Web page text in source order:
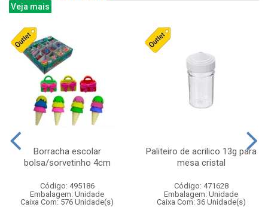
Veja mais
Borracha escolar
bolsa/sorvetinho 4cm
Código: 495186
Embalagem: Unidade
Caixa Com: 576 Unidade(s)
Paliteiro de acrilico 13g para
mesa cristal
Código: 471628
Embalagem: Unidade
Caixa Com: 36 Unidade(s)